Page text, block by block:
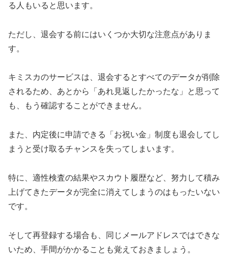
る人もいると思います。
ただし、退会する前にはいくつか大切な注意点がありま
す。
キミスカのサービスは、退会するとすべてのデータが削除
されるため、あとから「あれ見返したかったな」と思って
も、もう確認することができません。
また、内定後に申請できる「お祝い金」制度も退会してし
まうと受け取るチャンスを失ってしまいます。
特に、適性検査の結果やスカウト履歴など、努力して積み
上げてきたデータが完全に消えてしまうのはもったいない
です。
そして再登録する場合も、同じメールアドレスではできな
いため、手間がかかることも覚えておきましょう。